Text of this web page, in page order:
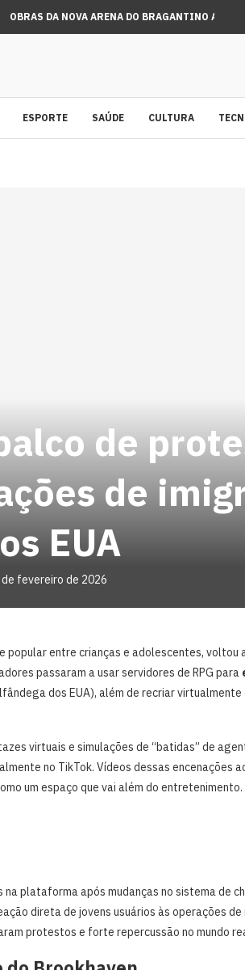
OBRAS DA NOVA ARENA DO BRAGANTINO
ESPORTE SAÚDE CULTURA
de
de
EUA
fevereiro de 2026
entre crianças e adolescentes, voltou
passaram a usar servidores de RPG para
dos EUA), além de recriar
virtuais e simulações de “batidas” de
no TikTok. Vídeos dessas encenações
um espaço que vai além do entretenimento.
plataforma após mudanças no sistema de
direta de jovens usuários às operações
protestos e forte repercussão no mundo